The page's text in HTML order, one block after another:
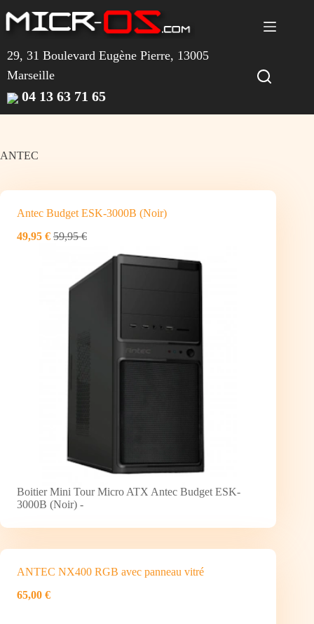
au
contenu
29, 31 Boulevard Eugène Pierre, 13005
Marseille
04 13 63 71 65
ANTEC
Antec Budget ESK-3000B (Noir)
49,95 € 59,95 €
Boitier Mini Tour Micro ATX Antec Budget ESK-
3000B (Noir) -
ANTEC NX400 RGB avec panneau vitré
65,00 €